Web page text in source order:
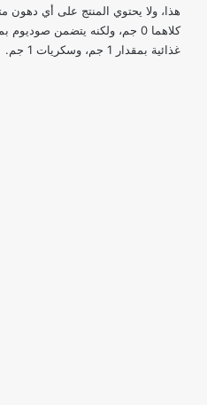
هذا، ولا يحتوي المنتج على أي دهون
غذائية بمقدار 1 جم، وسكريات 1 جم.